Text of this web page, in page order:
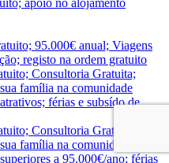
95.000€ anual; Viagens
registo na ordem gratuito
Consultoria Gratuita;
família na comunidade
férias e subsído de
Consultoria Gratuita;
família na comunidade
a 95.000€/ano; férias